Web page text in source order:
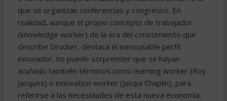
que se organizan conferencias y congresos. En
realidad, aunque el propio concepto de trabajador
(knowledge worker) de la era del conocimiento que
describe Drucker, destaca el inexcusable perfil
innovador, no puede sorprender que se hayan
acuñado también términos como learning worker (Roy
Jacques) o innovation worker (Jacqui Chaplin), para
referirse a las necesidades de esta nueva economía.